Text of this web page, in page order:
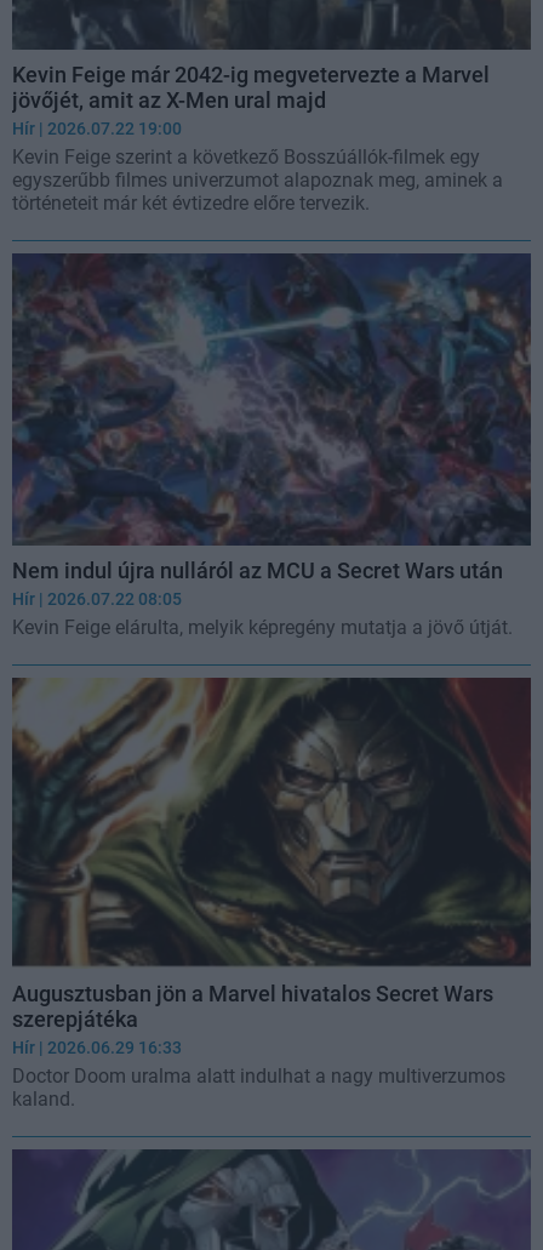
Kevin Feige már 2042-ig megvetervezte a Marvel
jövőjét, amit az X-Men ural majd
Hír | 2026.07.22 19:00
Kevin Feige szerint a következő Bosszúállók-filmek egy
egyszerűbb filmes univerzumot alapoznak meg, aminek a
történeteit már két évtizedre előre tervezik.
Nem indul újra nulláról az MCU a Secret Wars után
Hír | 2026.07.22 08:05
Kevin Feige elárulta, melyik képregény mutatja a jövő útját.
Augusztusban jön a Marvel hivatalos Secret Wars
szerepjátéka
Hír | 2026.06.29 16:33
Doctor Doom uralma alatt indulhat a nagy multiverzumos
kaland.